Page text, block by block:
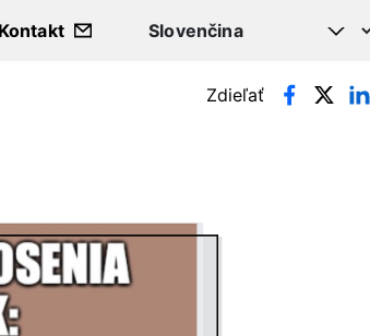
Kontakt
Zdieľať